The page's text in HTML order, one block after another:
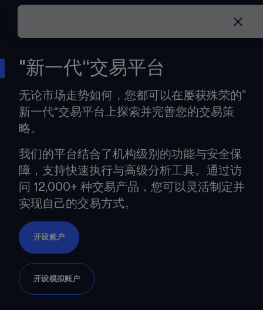
"新一代“交易平台
无论市场走势如何，您都可以在屡获殊荣的”
新一代“交易平台上探索并完善您的交易策
略。
我们的平台结合了机构级别的功能与安全保
障，支持快速执行与高级分析工具。通过访
问 12,000+ 种交易产品，您可以灵活制定并
实现自己的交易方式。
开设账户
开设模拟账户